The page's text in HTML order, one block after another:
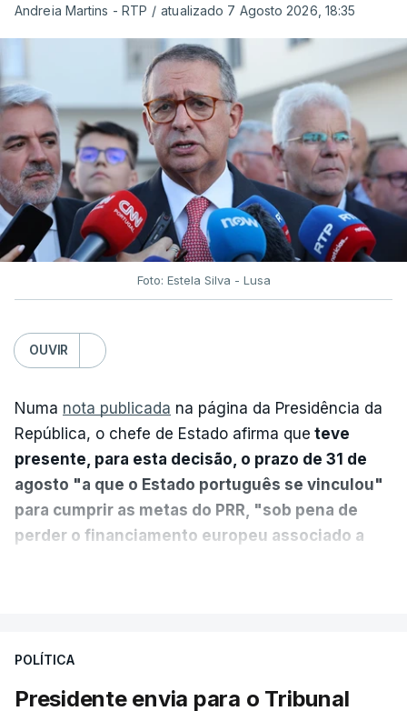
Andreia Martins - RTP / atualizado 7 Agosto 2026, 18:35
Foto: Estela Silva - Lusa
OUVIR
Numa nota publicada na página da Presidência da
República, o chefe de Estado afirma que teve
presente, para esta decisão, o prazo de 31 de
agosto "a que o Estado português se vinculou"
para cumprir as metas do PRR, "sob pena de
perder o financiamento europeu associado a
sistema mais simples, mais justo e transparente".
POLÍTICA
Presidente envia para o Tribunal